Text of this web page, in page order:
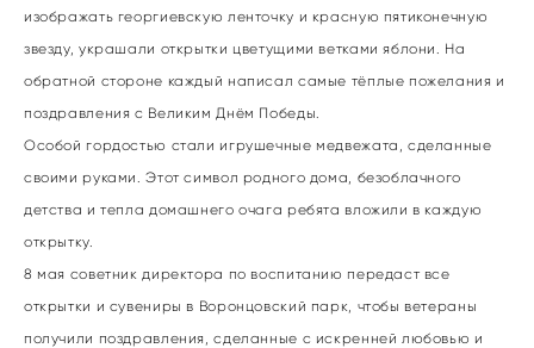
изображать георгиевскую ленточку и красную пятиконечную
звезду, украшали открытки цветущими ветками яблони. На
обратной стороне каждый написал самые тёплые пожелания и
поздравления с Великим Днём Победы.
Особой гордостью стали игрушечные медвежата, сделанные
своими руками. Этот символ родного дома, безоблачного
детства и тепла домашнего очага ребята вложили в каждую
открытку.
8 мая советник директора по воспитанию передаст все
открытки и сувениры в Воронцовский парк, чтобы ветераны
получили поздравления, сделанные с искренней любовью и